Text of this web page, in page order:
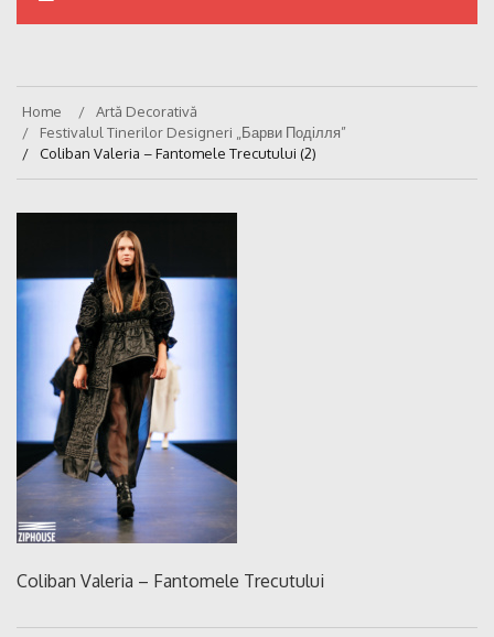
Home
Artă Decorativă
Festivalul Tinerilor Designeri „Барви Поділля”
Coliban Valeria – Fantomele Trecutului (2)
Coliban Valeria – Fantomele Trecutului